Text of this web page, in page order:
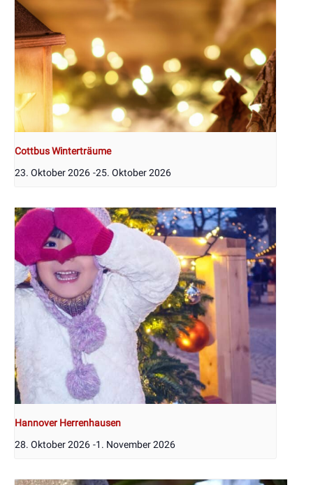
Cottbus Winterträume
23. Oktober 2026 -25. Oktober 2026
Hannover Herrenhausen
28. Oktober 2026 -1. November 2026